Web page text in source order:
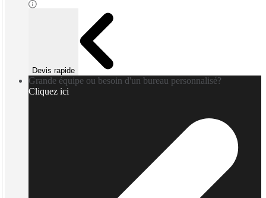
Devis rapide
Grande équipe ou besoin d'un bureau personnalisé?
Cliquez ici